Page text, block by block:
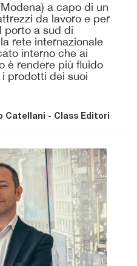
a capo di un
da lavoro e per
porto a sud di
rete internazionale
interno che ai
è rendere più fluido
prodotti dei suoi
Catellani - Class Editori